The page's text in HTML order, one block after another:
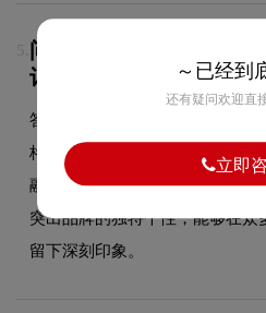
5. 问：LivSmart Studios
计风格？
答：LivSmart Studios品牌logo
格。这种风格在酒店领域具有较
融合了轻奢高端的核心手法，既
突出品牌的独特个性，能够在
留下深刻印象。
～已经到
还有疑问欢迎直
立即